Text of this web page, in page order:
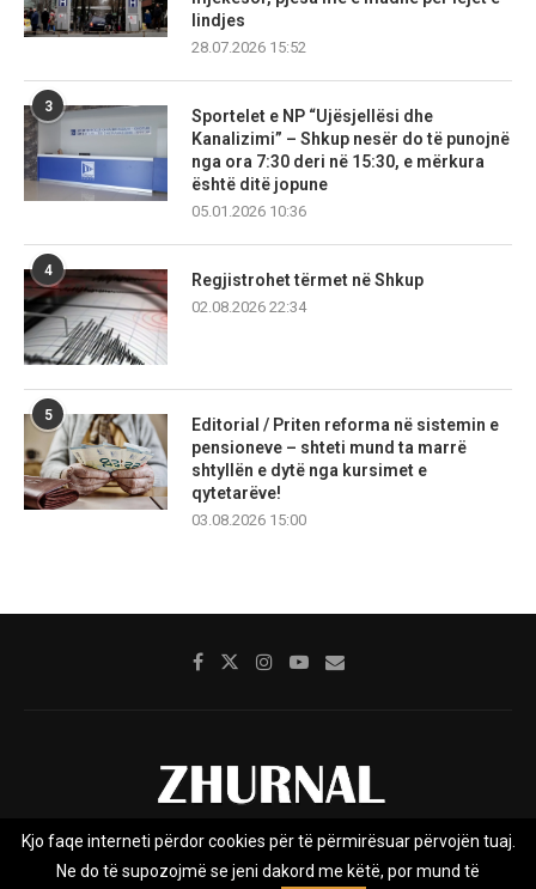
lindjes
28.07.2026 15:52
3
Sportelet e NP “Ujësjellësi dhe
Kanalizimi” – Shkup nesër do të punojnë
nga ora 7:30 deri në 15:30, e mërkura
është ditë jopune
05.01.2026 10:36
4
Regjistrohet tërmet në Shkup
02.08.2026 22:34
5
Editorial / Priten reforma në sistemin e
pensioneve – shteti mund ta marrë
shtyllën e dytë nga kursimet e
qytetarëve!
03.08.2026 15:00
Rreth nesh Impresumi Marketing
Kjo faqe interneti përdor cookies për të përmirësuar përvojën tuaj.
Ne do të supozojmë se jeni dakord me këtë, por mund të